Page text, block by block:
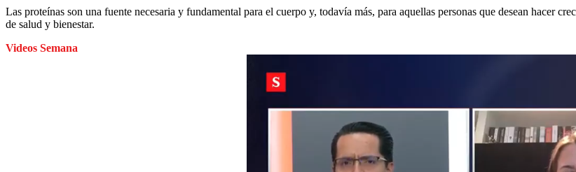
Las proteínas son una fuente necesaria y fundamental para el cuerpo y, todavía más, para aquellas personas que desean hacer
de salud y bienestar.
Videos Semana